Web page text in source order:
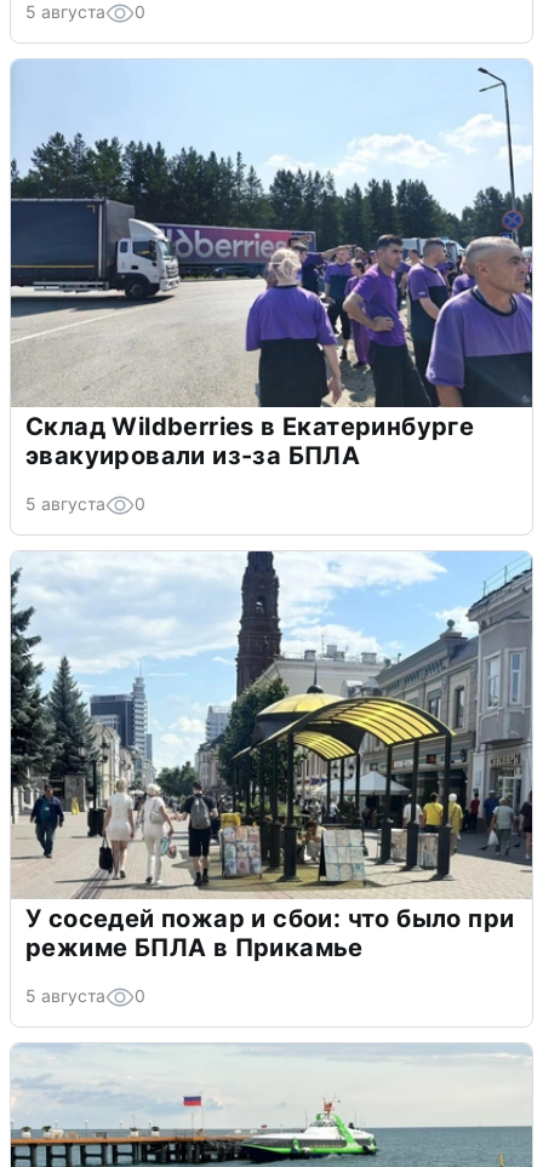
5 августа 0
Склад Wildberries в Екатеринбурге
эвакуировали из-за БПЛА
5 августа 0
У соседей пожар и сбои: что было при
режиме БПЛА в Прикамье
5 августа 0